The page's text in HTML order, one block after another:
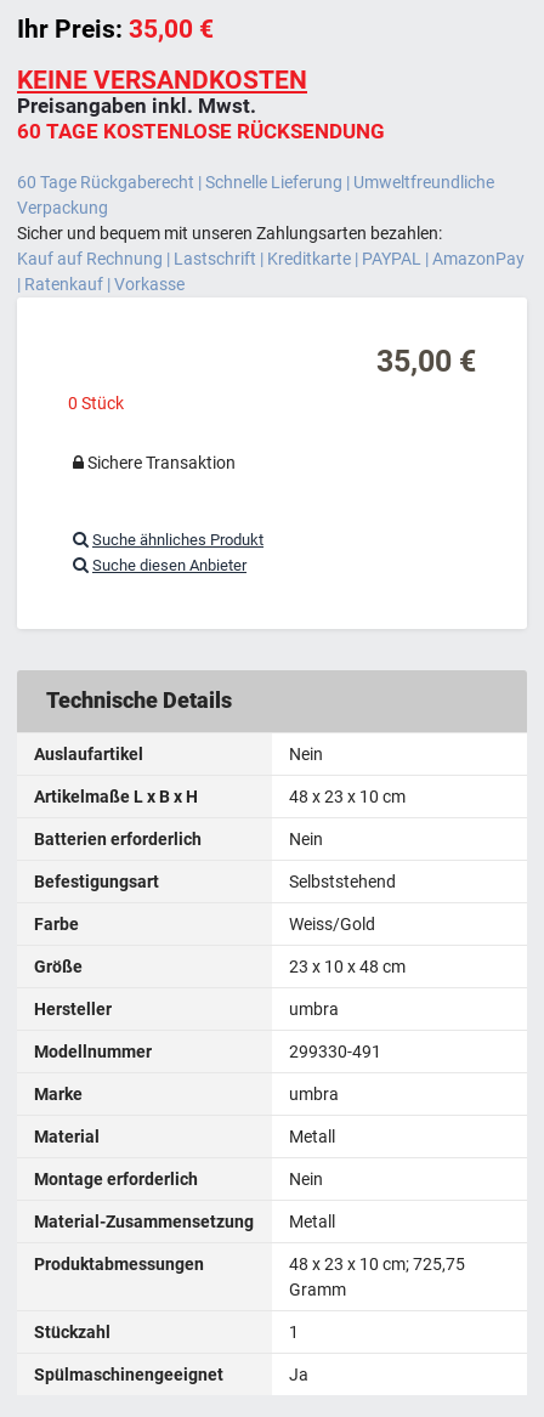
Ihr Preis: 35,00 €
KEINE VERSANDKOSTEN
Preisangaben inkl. Mwst.
60 TAGE KOSTENLOSE RÜCKSENDUNG
60 Tage Rückgaberecht | Schnelle Lieferung | Umweltfreundliche
Verpackung
Sicher und bequem mit unseren Zahlungsarten bezahlen:
Kauf auf Rechnung | Lastschrift | Kreditkarte | PAYPAL | AmazonPay
| Ratenkauf | Vorkasse
35,00 €
0 Stück
Sichere Transaktion
Suche ähnliches Produkt
Suche diesen Anbieter
Technische Details
Auslaufartikel Nein
Artikelmaße L x B x H 48 x 23 x 10 cm
Batterien erforderlich Nein
Befestigungsart Selbststehend
Farbe Weiss/Gold
Größe 23 x 10 x 48 cm
Hersteller umbra
Modellnummer 299330-491
Marke umbra
Material Metall
Montage erforderlich Nein
Material-Zusammensetzung ‎Metall
Produktabmessungen
‎48 x 23 x 10 cm; 725,75
Gramm
Stückzahl 1
Spülmaschinengeeignet Ja